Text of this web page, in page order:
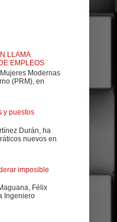
LLAMA
EMPLEOS
Modernas
(PRM), en
y puestos
Durán, ha
nuevos en
imposible
Félix
Ingeniero